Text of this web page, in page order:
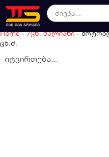
Home-7ცხ. ძალიანი-
ცხ.ძ.
იტვირთება...